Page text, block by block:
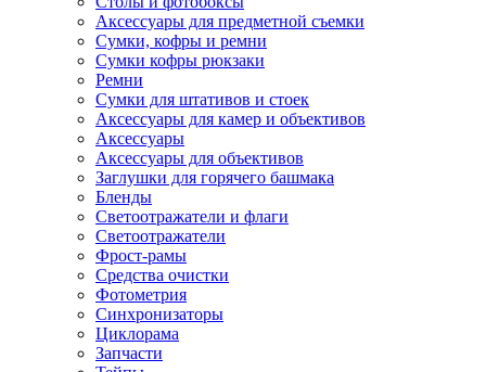
Аксессуары для предметной съемки
Сумки, кофры и ремни
Сумки кофры рюкзаки
Ремни
Сумки для штативов и стоек
Аксессуары для камер и объективов
Аксессуары
Аксессуары для объективов
Заглушки для горячего башмака
Бленды
Светоотражатели и флаги
Светоотражатели
Фрост-рамы
Средства очистки
Фотометрия
Синхронизаторы
Циклорама
Запчасти